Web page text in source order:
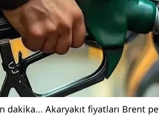
dakika... Akaryakıt fiyatları Brent